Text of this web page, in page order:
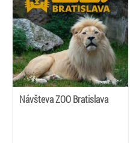
Návšteva ZOO Bratislava